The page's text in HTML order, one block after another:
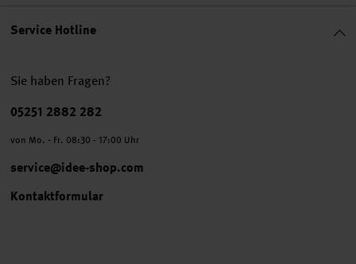
Service Hotline
Sie haben Fragen?
Telefonnummer
05251 2882 282
von Mo. - Fr. 08:30 - 17:00 Uhr
service@idee-shop.com
Kontaktformular